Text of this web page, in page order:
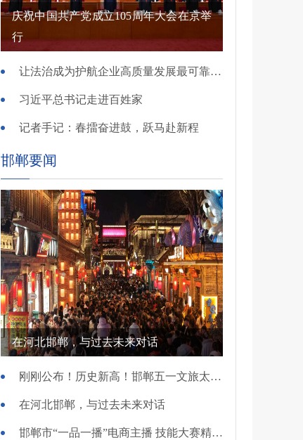
庆祝中国共产党成立105周年大会在京举
行
让法治成为护航企业高质量发展最可靠保障——国新办发布会介绍规范涉企行政执法专项行动有关情况
习近平总书记走进百姓家
记者手记：春擂奋进鼓，跃马赴新程
邯郸要闻
在河北邯郸，与过去未来对话
刚刚公布！历史新高！邯郸五一文旅太火爆！
在河北邯郸，与过去未来对话
邯郸市“一品一播”电商主播 技能大赛精彩开赛